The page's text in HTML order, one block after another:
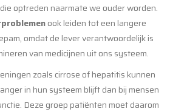
optreden naarmate we ouder worden.
ook leiden tot een langere
omdat de lever verantwoordelijk is
van medicijnen uit ons systeem.
zoals cirrose of hepatitis kunnen
in hun systeem blijft dan bij mensen
Deze groep patiënten moet daarom